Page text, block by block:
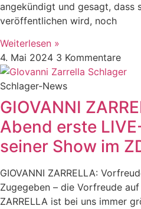
angekündigt und gesagt, dass
veröffentlichen wird, noch
Weiterlesen »
4. Mai 2024 3 Kommentare
Schlager-News
GIOVANNI
Abend erste
seiner Show im
GIOVANNI ZARRELLA:
Zugegeben – die Vorfreude
ZARRELLA ist bei uns immer